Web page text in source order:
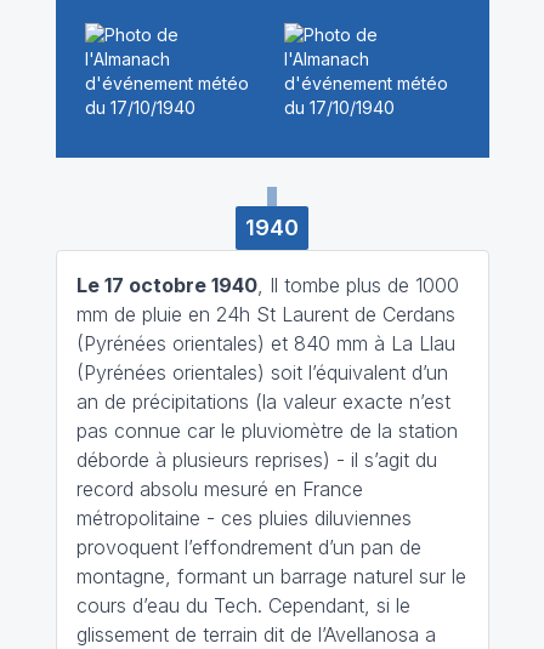
1940
Le 17 octobre 1940, Il tombe plus de 1000
mm de pluie en 24h St Laurent de Cerdans
(Pyrénées orientales) et 840 mm à La Llau
(Pyrénées orientales) soit l’équivalent d’un
an de précipitations (la valeur exacte n’est
pas connue car le pluviomètre de la station
déborde à plusieurs reprises) - il s’agit du
record absolu mesuré en France
métropolitaine - ces pluies diluviennes
provoquent l’effondrement d’un pan de
montagne, formant un barrage naturel sur le
cours d’eau du Tech. Cependant, si le
glissement de terrain dit de l’Avellanosa a